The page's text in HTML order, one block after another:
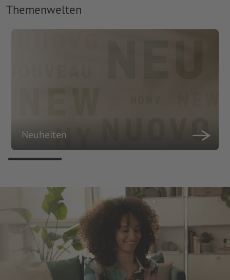
Themenwelten
Neuheiten